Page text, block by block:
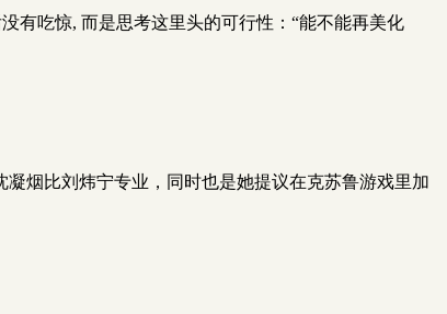
有吃惊, 而是思考这里头的可行性：“能不能再美化
烟比刘炜宁专业，同时也是她提议在克苏鲁游戏里加